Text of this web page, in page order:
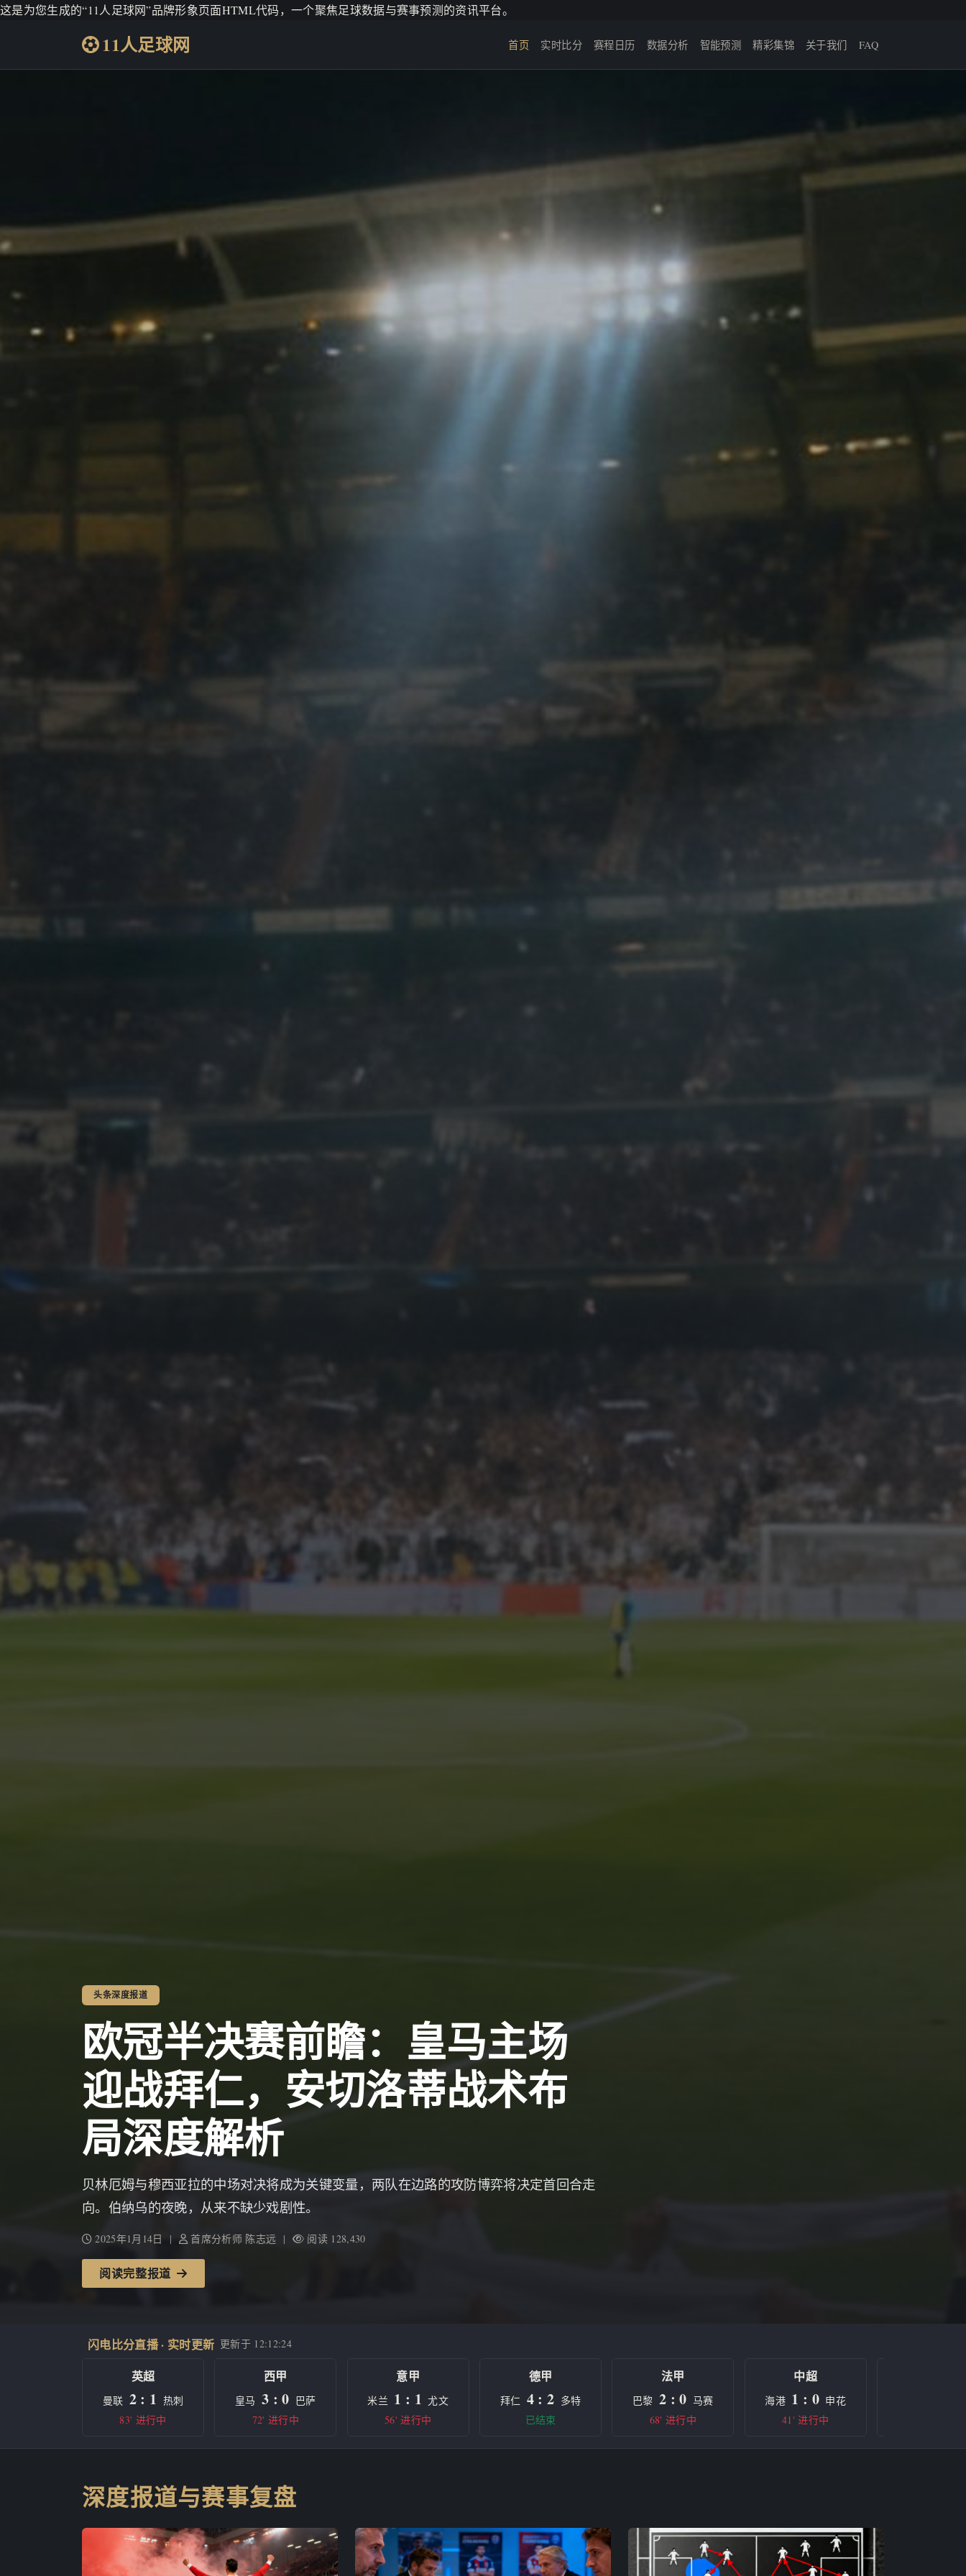
这是为您生成的“11人足球网”品牌形象页面HTML代码，一个聚焦足球数据与赛事预测的资讯平台。
11人足球网 首页 实时比分 赛程日历 数据分析 智能预测 精彩集锦 关于我们 FAQ
头条深度报道
欧冠半决赛前瞻：皇马主场
迎战拜仁，安切洛蒂战术布
局深度解析
贝林厄姆与穆西亚拉的中场对决将成为关键变量，两队在边路的攻防博弈将决定首回合走
向。伯纳乌的夜晚，从来不缺少戏剧性。
2025年1月14日 | 首席分析师 陈志远 | 阅读 128,430
阅读完整报道
闪电比分直播 · 实时更新 更新于 12:12:24
英超
曼联 2 : 1 热刺
83' 进行中
西甲
皇马 3 : 0 巴萨
72' 进行中
意甲
米兰 1 : 1 尤文
56' 进行中
德甲
拜仁 4 : 2 多特
已结束
法甲
巴黎 2 : 0 马赛
68' 进行中
中超
海港 1 : 0 申花
41' 进行中
深度报道与赛事复盘